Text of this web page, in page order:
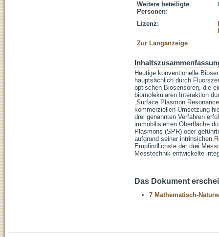
Weitere beteiligte
Personen:
Lizenz:
Zur Langanzeige
Heutige konventionelle
hauptsächlich durch
optischen Biosensoren, die
biomolekularen Interaktion
„Surface Plasmon
kommerziellen Umsetzung
drei genannten Verfahren
immobilisierten Oberfläche
Plasmons (SPR) oder
aufgrund seiner intrinsichen
Empfindlichste der drei
Messtechnik entwickelte
Das Dokument
7 Mathematisch-